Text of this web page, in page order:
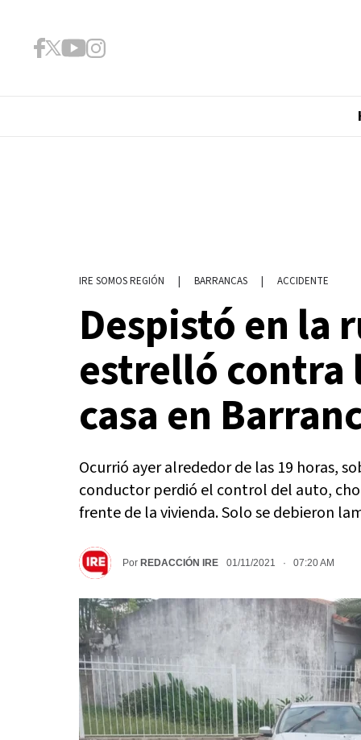
IRE SOMOS REGIÓN | BARRANCAS | ACCIDENTE
Despistó en la
estrelló contra
casa en
Ocurrió ayer alrededor de las 19 horas,
conductor perdió el control del auto,
frente de la vivienda. Solo se debieron
Por REDACCIÓN IRE 01/11/2021 · 07:20 AM